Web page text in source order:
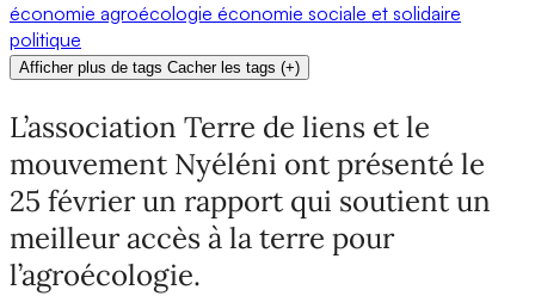
économie agroécologie économie sociale et solidaire
politique
Afficher plus de tags Cacher les tags (+)
L’association Terre de liens et le
mouvement Nyéléni ont présenté le
25 février un rapport qui soutient un
meilleur accès à la terre pour
l’agroécologie.